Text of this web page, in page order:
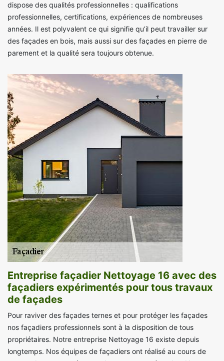
dispose des qualités professionnelles : qualifications
professionnelles, certifications, expériences de nombreuses
années. Il est polyvalent ce qui signifie qu’il peut travailler sur
des façades en bois, mais aussi sur des façades en pierre de
parement et la qualité sera toujours obtenue.
Entreprise façadier Nettoyage 16 avec des
façadiers expérimentés pour tous travaux
de façades
Pour raviver des façades ternes et pour protéger les façades
nos façadiers professionnels sont à la disposition de tous
propriétaires. Notre entreprise Nettoyage 16 existe depuis
longtemps. Nos équipes de façadiers ont réalisé au cours de